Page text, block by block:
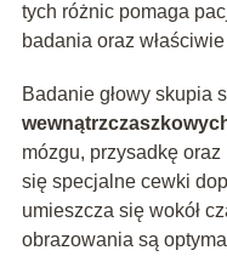
tych różnic pomaga
badania oraz
Badanie głowy skupia
mózgu, przysadkę
się specjalne cewki
umieszcza się wokół
obrazowania są